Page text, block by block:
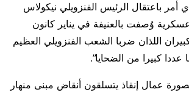
أمر باعتقال الرئيس الفنزويلي نيكولاس
وُصفت بالعنيفة في يناير كانون
​اللذان ضربا الشعب الفنزويلي ​العظيم
عددا كبيرا من الضحايا”.
عمال إنقاذ يتسلقون أنقاض مبنى منهار